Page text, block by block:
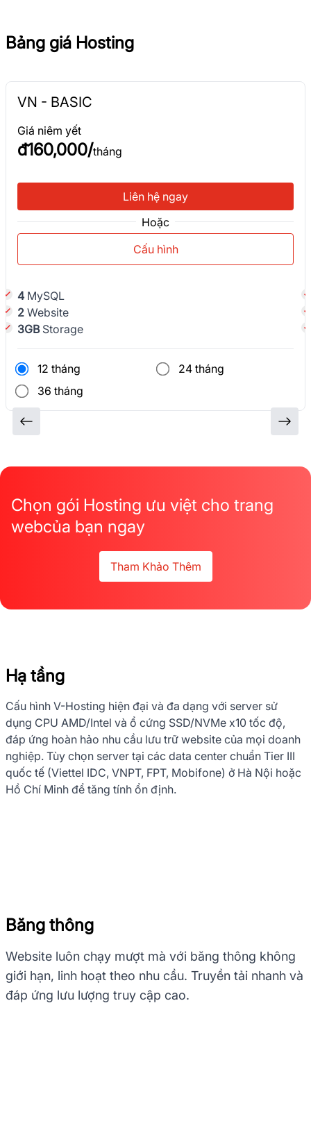
Bảng giá Hosting
VN - BASIC
Giá niêm yết
đ160,000/tháng
Liên hệ ngay
Hoặc
Cấu hình
4 MySQL
2 Website
3GB Storage
12 tháng
24 tháng
36 tháng
Chọn gói Hosting ưu việt cho trang
webcủa bạn ngay
Tham Khảo Thêm
Hạ tầng
Cấu hình V-Hosting hiện đại và đa dạng với server sử
dụng CPU AMD/Intel và ổ cứng SSD/NVMe x10 tốc độ,
đáp ứng hoàn hảo nhu cầu lưu trữ website của mọi doanh
nghiệp. Tùy chọn server tại các data center chuẩn Tier III
quốc tế (Viettel IDC, VNPT, FPT, Mobifone) ở Hà Nội hoặc
Hồ Chí Minh để tăng tính ổn định.
Băng thông
Website luôn chạy mượt mà với băng thông không
giới hạn, linh hoạt theo nhu cầu. Truyền tải nhanh và
đáp ứng lưu lượng truy cập cao.